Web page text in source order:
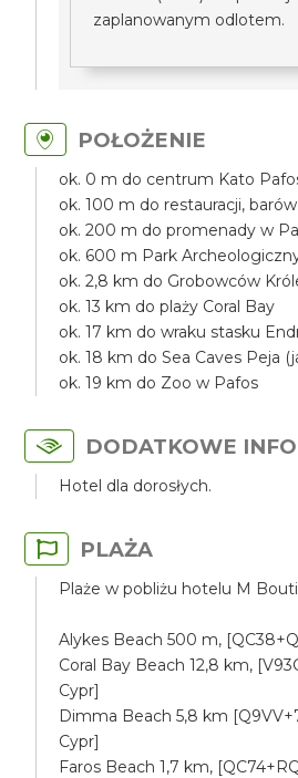
zaplanowanym odlotem.
POŁOŻENIE
ok. 0 m do centrum Kato
ok. 100 m do restauracji,
ok. 200 m do promenady w
ok. 600 m Park
ok. 2,8 km do Grobowców
ok. 13 km do plaży Coral Bay
ok. 17 km do wraku stasku
ok. 18 km do Sea Caves Peja
ok. 19 km do Zoo w Pafos
DODATKOWE
Hotel dla dorosłych.
PLAŻA
Plaże w pobliżu hotelu M
Alykes Beach 500 m,
Coral Bay Beach 12,8 km,
Cypr]
Dimma Beach 5,8 km
Cypr]
Faros Beach 1,7 km,